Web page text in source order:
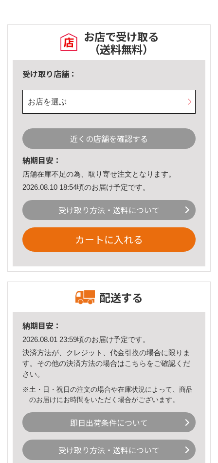
お店で受け取る
（送料無料）
受け取り店舗：
お店を選ぶ
近くの店舗を確認する
納期目安：
店舗在庫不足の為、取り寄せ注文となります。
2026.08.10 18:54頃のお届け予定です。
受け取り方法・送料について
カートに入れる
配送する
納期目安：
2026.08.01 23:59頃のお届け予定です。
決済方法が、クレジット、代金引換の場合に限りま
す。その他の決済方法の場合はこちら をご確認くだ
さい。
※土・日・祝日の注文の場合や在庫状況によって、商品
のお届けにお時間をいただく場合がございます。
即日出荷条件について
受け取り方法・送料について